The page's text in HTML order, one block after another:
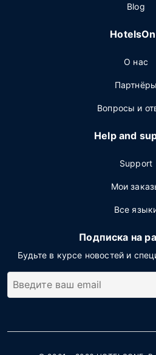
Blog
О нас
Партнёры
Вопросы и
Help and
Support
Мои
Все
Подписка на
Будьте в курсе новостей и